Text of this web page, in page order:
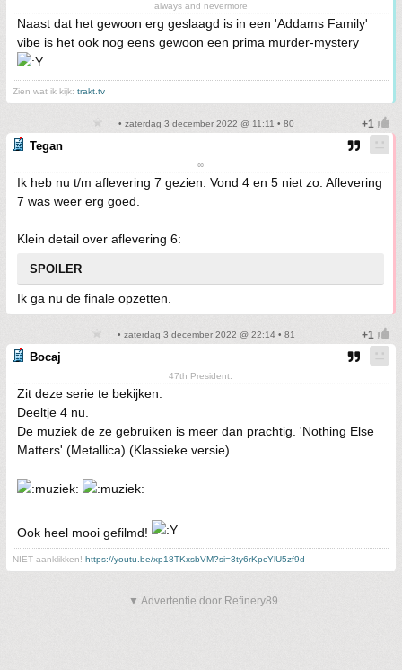
always and nevermore
Naast dat het gewoon erg geslaagd is in een 'Addams Family'
vibe is het ook nog eens gewoon een prima murder-mystery
Zien wat ik kijk: trakt.tv
• zaterdag 3 december 2022 @ 11:11 • 80
Tegan
∞
Ik heb nu t/m aflevering 7 gezien. Vond 4 en 5 niet zo. Aflevering
7 was weer erg goed.
Klein detail over aflevering 6:
SPOILER
Ik ga nu de finale opzetten.
• zaterdag 3 december 2022 @ 22:14 • 81
Bocaj
47th President.
Zit deze serie te bekijken.
Deeltje 4 nu.
De muziek de ze gebruiken is meer dan prachtig. 'Nothing Else
Matters' (Metallica) (Klassieke versie)
Ook heel mooi gefilmd!
NIET aanklikken! https://youtu.be/xp18TKxsbVM?si=3ty6rKpcYlU5zf9d
▼ Advertentie door Refinery89